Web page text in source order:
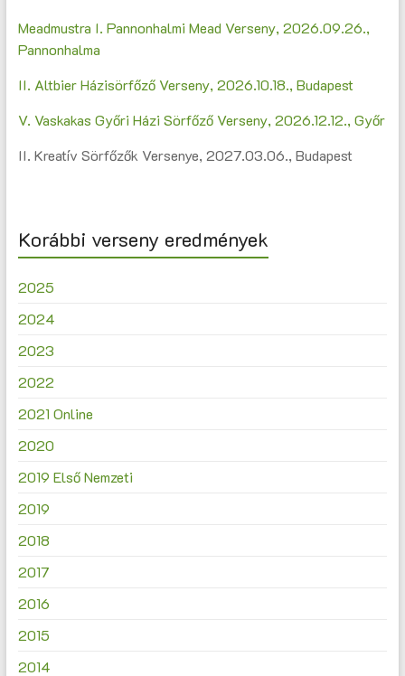
Meadmustra I. Pannonhalmi Mead Verseny, 2026.09.26.,
Pannonhalma
II. Altbier Házisörfőző Verseny, 2026.10.18., Budapest
V. Vaskakas Győri Házi Sörfőző Verseny, 2026.12.12., Győr
II. Kreatív Sörfőzők Versenye, 2027.03.06., Budapest
Korábbi verseny eredmények
2025
2024
2023
2022
2021 Online
2020
2019 Első Nemzeti
2019
2018
2017
2016
2015
2014